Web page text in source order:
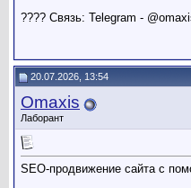
???? Связь: Telegram -
20.07.2026, 13:54
Omaxis
Лаборант
SEO-продвижение сайта с